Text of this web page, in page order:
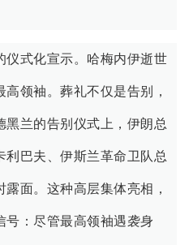
仪式化宣示。哈梅内伊逝世
领袖。葬礼不仅是告别，
兰的告别仪式上，伊朗总
巴夫、伊斯兰革命卫队总
面。这种高层集体亮相，
号：尽管最高领袖遇袭身